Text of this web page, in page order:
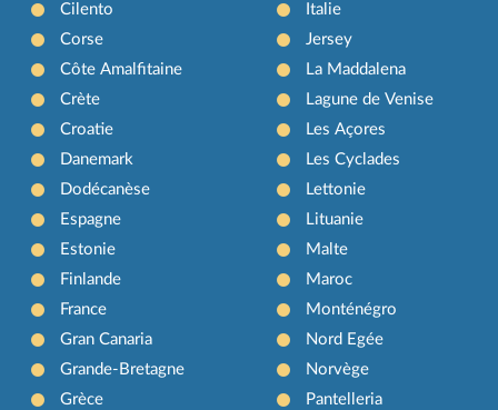
Cilento
Corse
Côte Amalfitaine
Crète
Croatie
Danemark
Dodécanèse
Espagne
Estonie
Finlande
France
Gran Canaria
Grande-Bretagne
Grèce
Italie
Jersey
La Maddalena
Lagune de Venise
Les Açores
Les Cyclades
Lettonie
Lituanie
Malte
Maroc
Monténégro
Nord Egée
Norvège
Pantelleria